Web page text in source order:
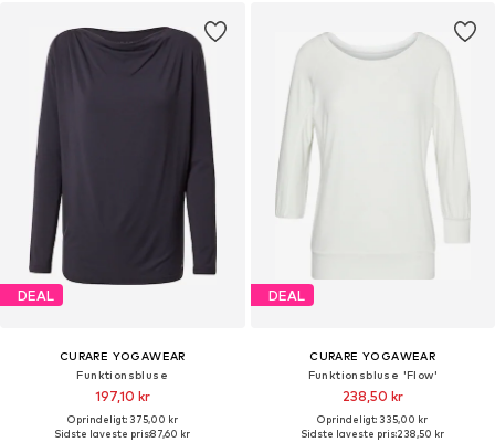
DEAL
CURARE YOGAWEAR
Funktionsbluse
197,10 kr
Oprindeligt: 375,00 kr
Sidste laveste pris:87,60 kr
DEAL
CURARE YOGAWEAR
Funktionsbluse 'Flow'
238,50 kr
Oprindeligt: 335,00 kr
Sidste laveste pris:238,50 kr